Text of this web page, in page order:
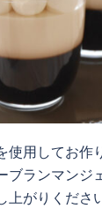
使用してお作
ブランマンジ
上がりくださ